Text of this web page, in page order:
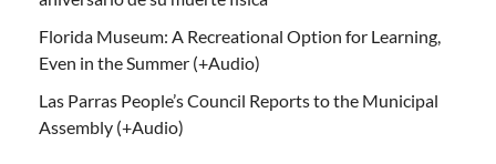
Florida Museum: A Recreational Option for Learning,
Even in the Summer (+Audio)
Las Parras People’s Council Reports to the Municipal
Assembly (+Audio)